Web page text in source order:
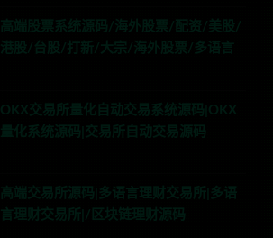
高端股票系统源码/海外股票/配资/美股/
港股/台股/打新/大宗/海外股票/多语言
OKX交易所量化自动交易系统源码|OKX
量化系统源码|交易所自动交易源码
高端交易所源码|多语言理财交易所|多语
言理财交易所|/区块链理财源码